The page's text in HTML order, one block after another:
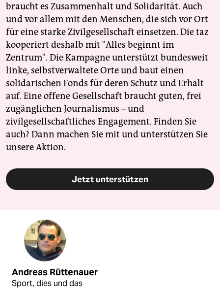
braucht es Zusammenhalt und Solidarität. Auch
und vor allem mit den Menschen, die sich vor Ort
für eine starke Zivilgesellschaft einsetzen. Die taz
kooperiert deshalb mit "Alles beginnt im
Zentrum". Die Kampagne unterstützt bundesweit
linke, selbstverwaltete Orte und baut einen
solidarischen Fonds für deren Schutz und Erhalt
auf. Eine offene Gesellschaft braucht guten, frei
zugänglichen Journalismus – und
zivilgesellschaftliches Engagement. Finden Sie
auch? Dann machen Sie mit und unterstützen Sie
unsere Aktion.
Jetzt unterstützen
Andreas Rüttenauer
Sport, dies und das